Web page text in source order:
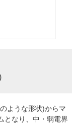
ような形状)からマ
となり、中・弱電界